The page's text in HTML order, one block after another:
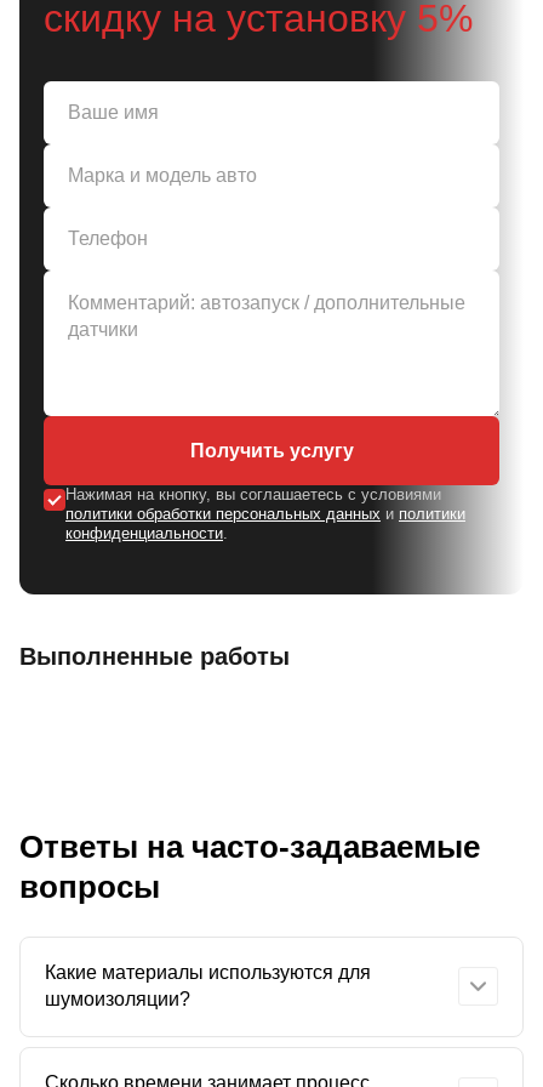
скидку на установку 5%
Получить услугу
Нажимая на кнопку, вы соглашаетесь с условиями
политики обработки персональных данных и политики
конфиденциальности.
Выполненные работы
Ответы на часто-задаваемые
вопросы
Какие материалы используются для
шумоизоляции?
Сколько времени занимает процесс